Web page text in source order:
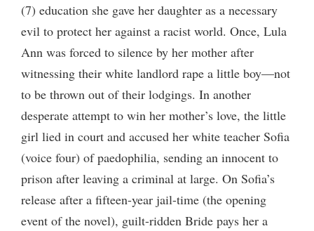
(7) education she gave her daughter as a necessary
evil to protect her against a racist world. Once, Lula
Ann was forced to silence by her mother after
witnessing their white landlord rape a little boy—not
to be thrown out of their lodgings. In another
desperate attempt to win her mother’s love, the little
girl lied in court and accused her white teacher Sofia
(voice four) of paedophilia, sending an innocent to
prison after leaving a criminal at large. On Sofia’s
release after a fifteen-year jail-time (the opening
event of the novel), guilt-ridden Bride pays her a